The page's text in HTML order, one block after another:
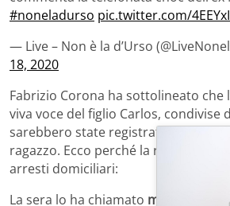
#noneladurso pic.twitter.com/
— Live – Non è la d’Urso
18, 2020
Fabrizio Corona ha sottolineato che
viva voce del figlio Carlos, condivise
sarebbero state registrate inun
ragazzo. Ecco perché la reazione
arresti domiciliari:
La sera lo ha chiamato mentre lui